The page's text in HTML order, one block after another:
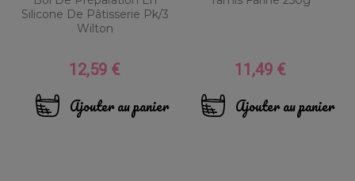
Silicone De Pâtisserie Pk/3
Wilton
Prix
12,59 €
Ajouter au panier
Prix
11,49 €
Ajouter au panier